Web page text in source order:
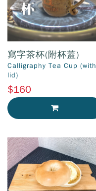
寫字茶杯(附杯蓋)
Calligraphy Tea Cup (with
lid)
$160